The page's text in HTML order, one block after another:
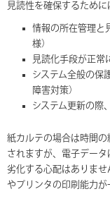
見読性を確保するため
情報の所在管理と
様）
見読化手段が正常
システム全般の保
障害対策）
システム更新の際
紙カルテの場合は時間
されますが、電子デー
劣化する心配はありま
やプリンタの印刷能力が